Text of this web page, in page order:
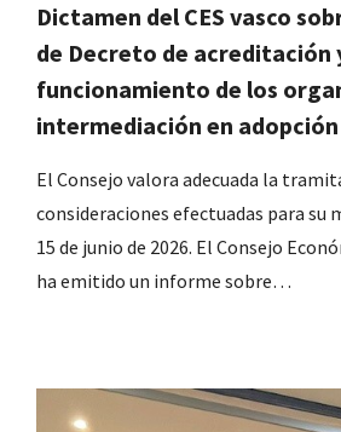
Dictamen del CES vasco
de Decreto de acreditación
funcionamiento de los
intermediación en
El Consejo valora adecuada la
consideraciones efectuadas para su
15 de junio de 2026. El Consejo
ha emitido un informe sobre…